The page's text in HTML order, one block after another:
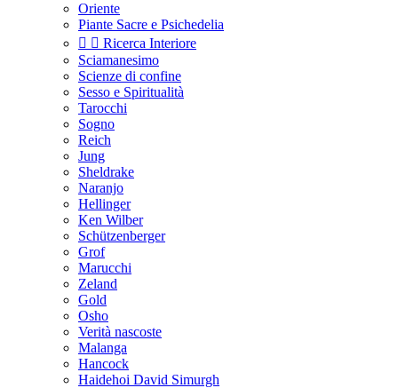
Oriente
Piante Sacre e Psichedelia
  Ricerca Interiore
Sciamanesimo
Scienze di confine
Sesso e Spiritualità
Tarocchi
Sogno
Reich
Jung
Sheldrake
Naranjo
Hellinger
Ken Wilber
Schützenberger
Grof
Marucchi
Zeland
Gold
Osho
Verità nascoste
Malanga
Hancock
Haidehoi David Simurgh